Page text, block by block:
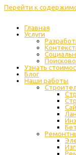
Перейти к
Главная
Услуги
Узнать
Блог
Наши работы